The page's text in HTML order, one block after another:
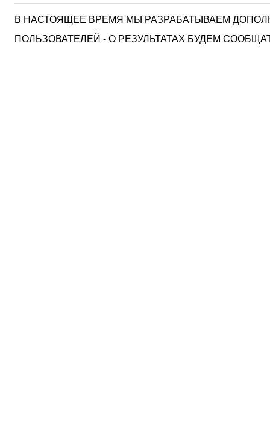
В НАСТОЯЩЕЕ ВРЕМЯ МЫ РАЗРАБАТЫВАЕМ
ПОЛЬЗОВАТЕЛЕЙ - О РЕЗУЛЬТАТАХ БУДЕМ